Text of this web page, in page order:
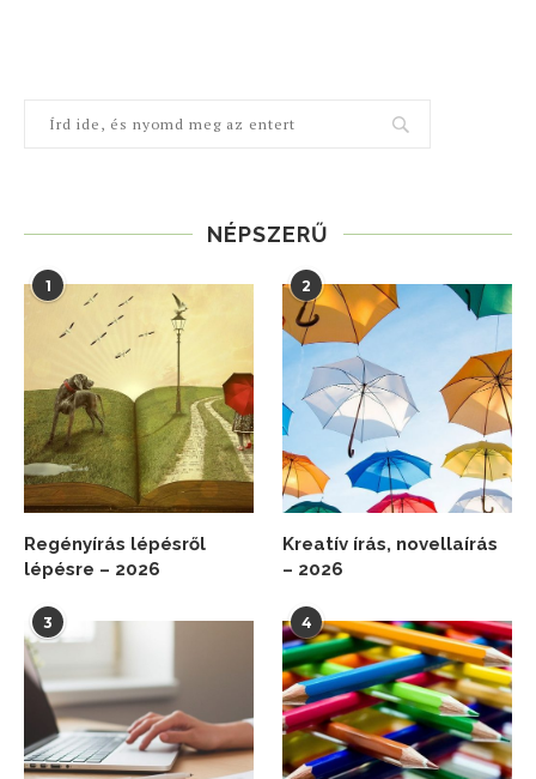
NÉPSZERŰ
1
Regényírás lépésről
lépésre – 2026
2
Kreatív írás, novellaírás
– 2026
3 4